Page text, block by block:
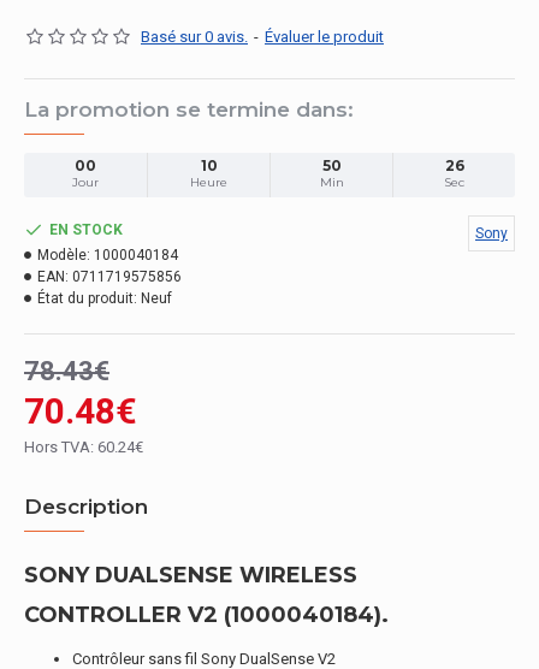
Basé sur 0 avis. - Évaluer le produit
La promotion se termine dans:
00
Jour
10
Heure
50
Min
25
Sec
70.48€
78.43€
Hors TVA: 60.24€
EN STOCK
Modèle: 1000040184
EAN: 0711719575856
État du produit: Neuf
Sony
Description
SONY DUALSENSE WIRELESS
CONTROLLER V2 (1000040184).
Contrôleur sans fil Sony DualSense V2